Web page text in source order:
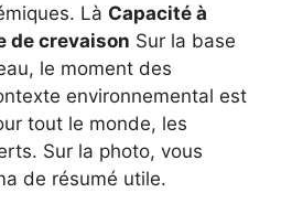
Là Capacité à
de crevaison Sur la base
le moment des
environnemental est
tout le monde, les
Sur la photo, vous
de résumé utile.